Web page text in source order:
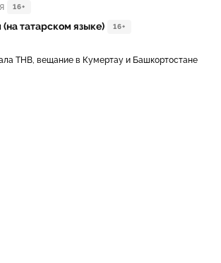
16+
татарском языке) 16+
ТНВ, вещание в Кумертау и Башкортостане